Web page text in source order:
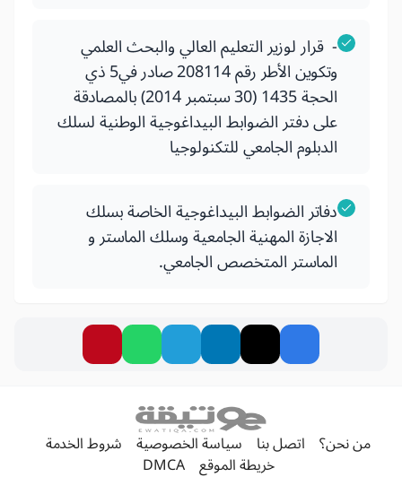
- قرار لوزير التعليم العالي والبحث العلمي
وتكوين الأطر رقم 208114 صادر في5 ذي
الحجة 1435 (30 سبتمبر 2014) بالمصادقة
على دفتر الضوابط البيداغوجية الوطنية لسلك
الدبلوم الجامعي للتكنولوجيا
دفاتر الضوابط البيداغوجية الخاصة بسلك
الاجازة المهنية الجامعية وسلك الماستر و
الماستر المتخصص الجامعي.
من نحن؟ اتصل بنا سياسة الخصوصية شروط الخدمة
خريطة الموقع DMCA